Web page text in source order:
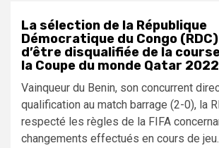
La sélection de la République
Démocratique du Congo
d’être disqualifiée de la
la Coupe du monde Qatar
Vainqueur du Benin, son concurrent
qualification au match barrage (2-0), la
respecté les règles de la FIFA
changements effectués en cours de